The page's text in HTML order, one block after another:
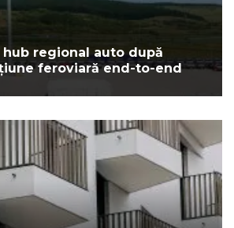
regional auto după
feroviară end-to-end